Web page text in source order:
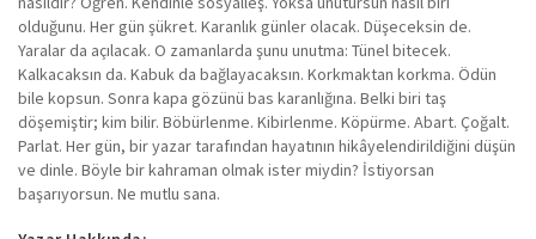
olduğunu. Her gün şükret. Karanlık günler olacak. Düşeceksin de.
Yaralar da açılacak. O zamanlarda şunu unutma: Tünel bitecek.
Kalkacaksın da. Kabuk da bağlayacaksın. Korkmaktan korkma. Ödün
bile kopsun. Sonra kapa gözünü bas karanlığına. Belki biri taş
döşemiştir; kim bilir. Böbürlenme. Kibirlenme. Köpürme. Abart. Çoğalt.
Parlat. Her gün, bir yazar tarafından hayatının hikâyelendirildiğini düşün
ve dinle. Böyle bir kahraman olmak ister miydin? İstiyorsan
başarıyorsun. Ne mutlu sana.